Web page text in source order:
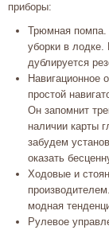
приборы:
Трюмная помпа.
уборки в лодке.
дублируется
Навигационное
простой
Он запомнит
наличии карты
забудем
оказать
Ходовые и
модная
Рулевое